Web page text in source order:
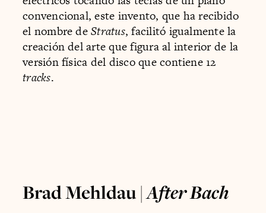
convencional, este invento, que ha recibido
el nombre deStratus, facilitó igualmente la
creación del arte que figura al interior de la
versión física del disco que contiene 12
tracks.
Brad Mehldau |After Bach